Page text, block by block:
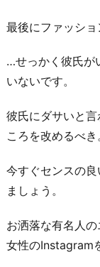
3.
を
見
い
4.
行
ば
最後にファッシ
…せっかく彼氏が
いないです。
彼氏にダサいと
ころを改めるべき
今すぐセンスの
ましょう。
お洒落な有名人
女性のInstagram